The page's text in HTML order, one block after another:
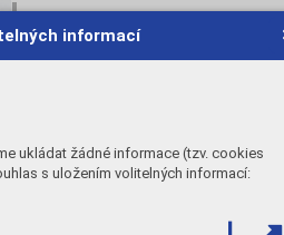
informací
ukládat žádné informace (tzv. cookies
s uložením volitelných informací: